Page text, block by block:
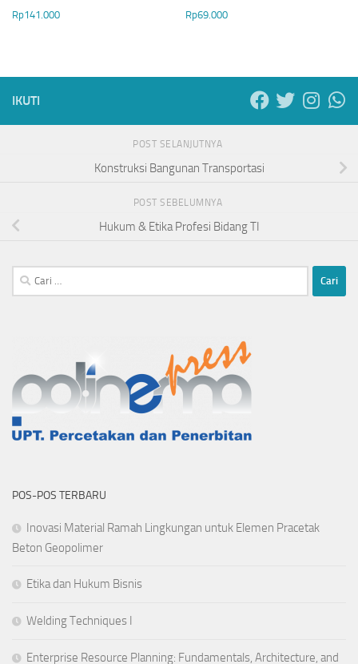
Rp141.000 Rp69.000
IKUTI
POST SELANJUTNYA
Konstruksi Bangunan Transportasi
POST SEBELUMNYA
Hukum & Etika Profesi Bidang TI
Cari
untuk:
POS-POS TERBARU
Inovasi Material Ramah Lingkungan untuk Elemen Pracetak
Beton Geopolimer
Etika dan Hukum Bisnis
Welding Techniques I
Enterprise Resource Planning: Fundamentals, Architecture, and